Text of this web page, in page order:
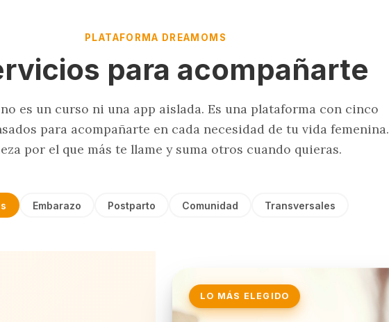
PLATAFORMA DREAMOMS
para acompañarte
es un curso ni una app aislada. Es una plataforma con cinco
para acompañarte en cada necesidad de tu vida femenina.
por el que más te llame y suma otros cuando quieras.
Embarazo Postparto Comunidad Transversales
LO MÁS ELEGIDO